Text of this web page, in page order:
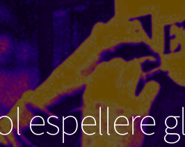
espellere